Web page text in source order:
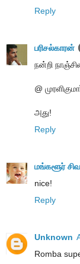
Reply
பரிசல்காரன்
நன்றி
@
அது!
Reply
மங்களூர்
nice!
Reply
Unknown
Romba